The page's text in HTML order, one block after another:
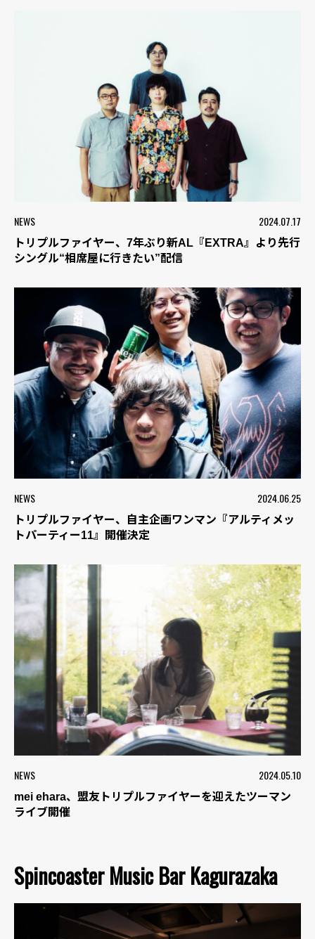
NEWS 2024.07.17
トリプルファイヤー、7年ぶり新AL『EXTRA』より先行
シングル“相席屋に行きたい”配信
NEWS 2024.06.25
トリプルファイヤー、自主企画ワンマン『アルティメッ
トパーティー11』開催決定
NEWS 2024.05.10
mei ehara、盟友トリプルファイヤーを迎えたツーマン
ライブ開催
Spincoaster Music Bar Kagurazaka